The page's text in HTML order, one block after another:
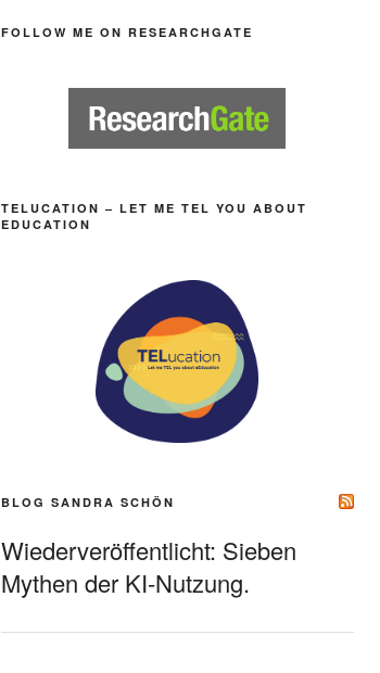
FOLLOW ME ON RESEARCHGATE
TELUCATION – LET ME TEL YOU ABOUT
EDUCATION
BLOG SANDRA SCHÖN
Wiederveröffentlicht: Sieben
Mythen der KI-Nutzung.